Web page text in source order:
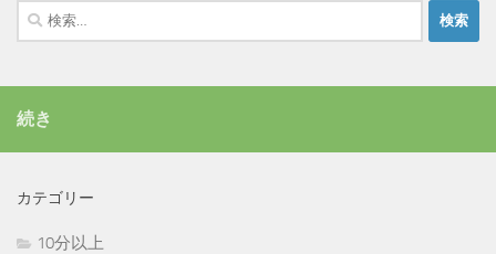
検
索:
続き
カテゴリー
10分以上